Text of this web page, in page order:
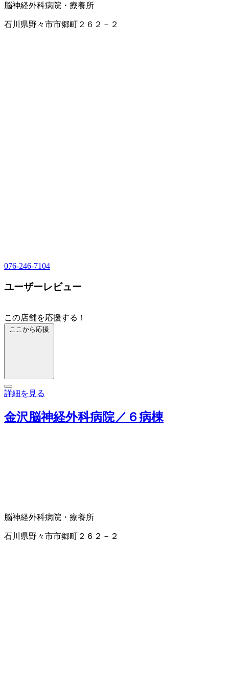
脳神経外科病院・療養所
石川県野々市市郷町２６２－２
076-246-7104
ユーザーレビュー
この店舗を応援する！
ここから応援
詳細を見る
金沢脳神経外科病院／６病棟
脳神経外科病院・療養所
石川県野々市市郷町２６２－２